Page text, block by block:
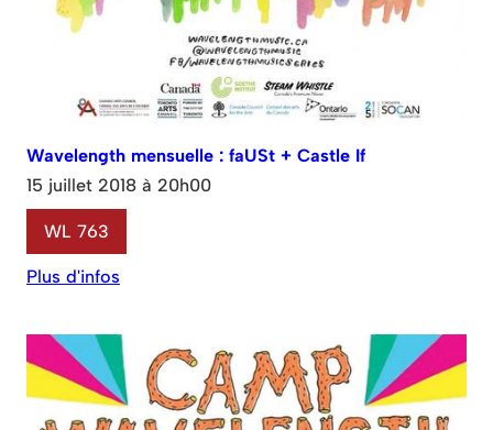
Wavelength mensuelle : faUSt + Castle If
15 juillet 2018 à 20h00
WL 763
Plus d'infos